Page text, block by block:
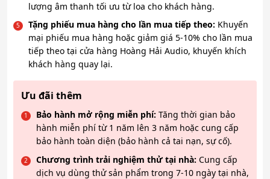
lượng âm thanh tối ưu từ loa cho khách hàng.
Tặng phiếu mua hàng cho lần mua tiếp theo: Khuyến
mại phiếu mua hàng hoặc giảm giá 5-10% cho lần mua
tiếp theo tại cửa hàng Hoàng Hải Audio, khuyến khích
khách hàng quay lại.
Ưu đãi thêm
Bảo hành mở rộng miễn phí: Tăng thời gian bảo
hành miễn phí từ 1 năm lên 3 năm hoặc cung cấp
bảo hành toàn diện (bảo hành cả tai nạn, sự cố).
Chương trình trải nghiệm thử tại nhà: Cung cấp
dịch vụ dùng thử sản phẩm trong 7-10 ngày tại nhà,